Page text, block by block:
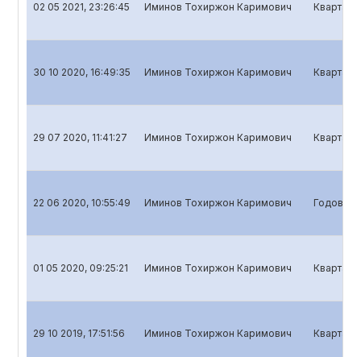
02 05 2021, 23:26:45 Иминов Тохиржон Каримович
30 10 2020, 16:49:35 Иминов Тохиржон Каримович
29 07 2020, 11:41:27 Иминов Тохиржон Каримович
22 06 2020, 10:55:49 Иминов Тохиржон Каримович Годовой
01 05 2020, 09:25:21 Иминов Тохиржон Каримович
29 10 2019, 17:51:56 Иминов Тохиржон Каримович